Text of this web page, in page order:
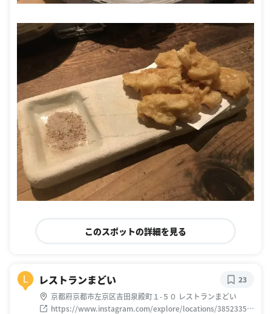
このスポットの詳細を見る
L レストランまどい
京都府京都市左京区吉田泉殿町１-５０ レストランまどい
https://www.instagram.com/explore/locations/38523350
23